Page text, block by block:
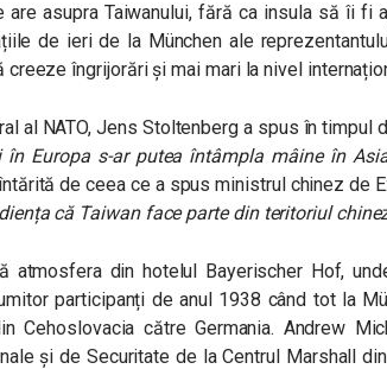
are asupra Taiwanului, fără ca insula să îi fi
de ieri de la München ale
creeze îngrijorări și mai mari la nivel
al NATO, Jens Stoltenberg a spus în timpul
Europa s-ar putea întâmpla mâine în
de ceea ce a spus ministrul chinez de
că Taiwan face parte din teritoriul
atmosfera din hotelul Bayerischer Hof,
participanți de anul 1938 când tot la
Cehoslovacia către Germania. Andrew
și de Securitate de la Centrul Marshall